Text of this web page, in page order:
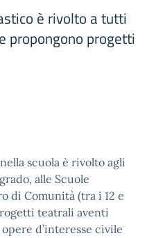
è rivolto a tutti
propongono progetti
scuola è rivolto agli
alle Scuole
di Comunità (tra i 12 e
teatrali aventi
d’interesse civile